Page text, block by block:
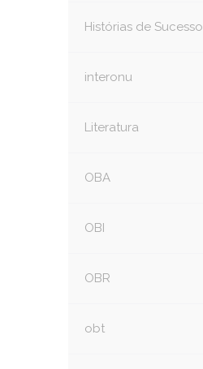
Histórias de Sucesso
interonu
Literatura
OBA
OBI
OBR
obt